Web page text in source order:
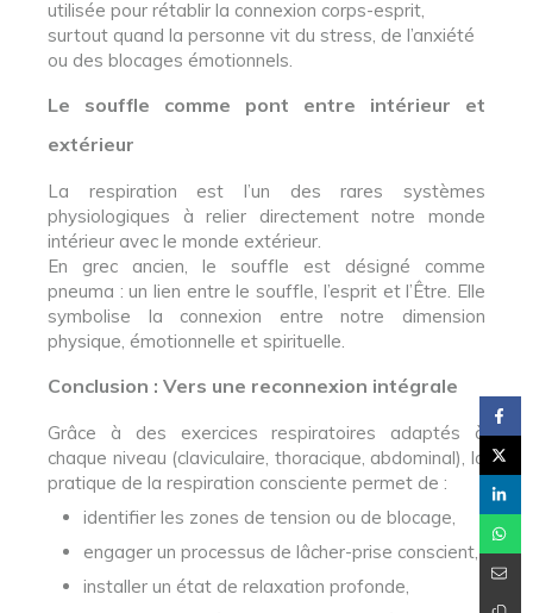
utilisée pour rétablir la connexion corps-esprit,
surtout quand la personne vit du stress, de l’anxiété
ou des blocages émotionnels.
Le souffle comme pont entre intérieur et
extérieur
La respiration est l’un des rares systèmes
physiologiques à relier directement notre monde
intérieur avec le monde extérieur.
En grec ancien, le souffle est désigné comme
pneuma : un lien entre le souffle, l’esprit et l’Être. Elle
symbolise la connexion entre notre dimension
physique, émotionnelle et spirituelle.
Conclusion : Vers une reconnexion intégrale
Grâce à des exercices respiratoires adaptés à
chaque niveau (claviculaire, thoracique, abdominal), la
pratique de la respiration consciente permet de :
identifier les zones de tension ou de blocage,
engager un processus de lâcher-prise conscient,
installer un état de relaxation profonde,